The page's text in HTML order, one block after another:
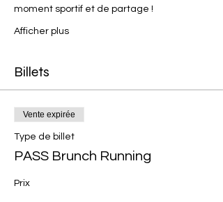
moment sportif et de partage !
Afficher plus
Billets
Vente expirée
Type de billet
PASS Brunch Running
Prix